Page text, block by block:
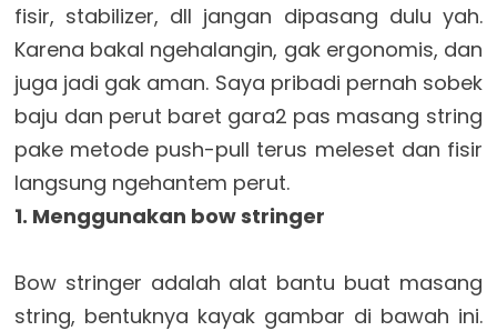
fisir, stabilizer, dll jangan dipasang dulu yah.
Karena bakal ngehalangin, gak ergonomis, dan
juga jadi gak aman. Saya pribadi pernah sobek
baju dan perut baret gara2 pas masang string
pake metode push-pull terus meleset dan fisir
langsung ngehantem perut.
1. Menggunakan bow stringer
Bow stringer adalah alat bantu buat masang
string, bentuknya kayak gambar di bawah ini.